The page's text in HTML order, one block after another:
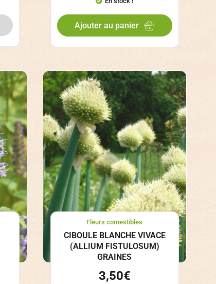
Ajouter au panier
Fleurs comestibles
CIBOULE BLANCHE VIVACE
(ALLIUM FISTULOSUM)
GRAINES
3,50€